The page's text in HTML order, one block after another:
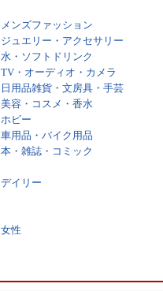
メンズファッション
ジュエリー・アクセサリー
水・ソフトドリンク
TV・オーディオ・カメラ
日用品雑貨・文房具・手芸
美容・コスメ・香水
ホビー
車用品・バイク用品
本・雑誌・コミック
デイリー
女性